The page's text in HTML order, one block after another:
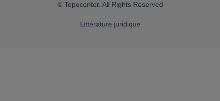
© Topocenter. All Rights Reserved
Littérature juridique